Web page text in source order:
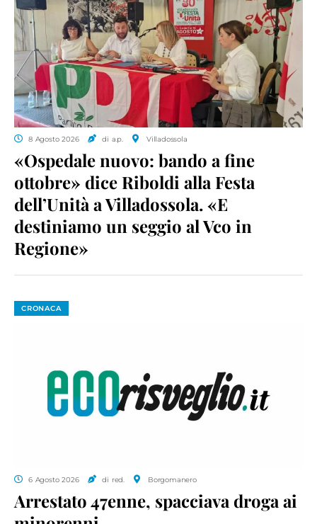
8 Agosto 2026 di a.p. Villadossola
«Ospedale nuovo: bando a fine
ottobre» dice Riboldi alla Festa
dell’Unità a Villadossola. «E
destiniamo un seggio al Vco in
Regione»
CRONACA
6 Agosto 2026 di red. Borgomanero
Arrestato 47enne, spacciava droga ai